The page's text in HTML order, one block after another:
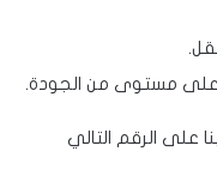
مستوى من الجودة.
الرقم التالي